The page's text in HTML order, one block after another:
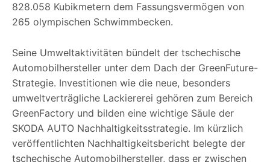
828.058 Kubikmetern dem Fassungsvermögen von
265 olympischen Schwimmbecken.
Seine Umweltaktivitäten bündelt der tschechische
Automobilhersteller unter dem Dach der GreenFuture-
Strategie. Investitionen wie die neue, besonders
umweltverträgliche Lackiererei gehören zum Bereich
GreenFactory und bilden eine wichtige Säule der
SKODA AUTO Nachhaltigkeitsstrategie. Im kürzlich
veröffentlichten Nachhaltigkeitsbericht belegte der
tschechische Automobilhersteller, dass er zwischen